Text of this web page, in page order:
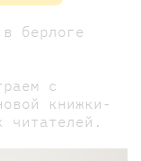
берлоге
с
книжки-
читателей.